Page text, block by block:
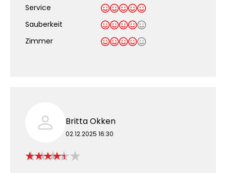
Service
Sauberkeit
Zimmer
Britta Okken
02.12.2025 16:30